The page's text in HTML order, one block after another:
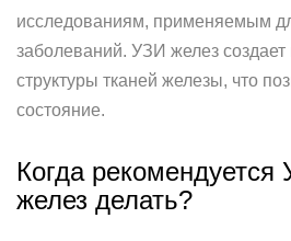
исследованиям, применяемым
заболеваний. УЗИ желез
структуры тканей железы, что
состояние.
Когда
желез делать?